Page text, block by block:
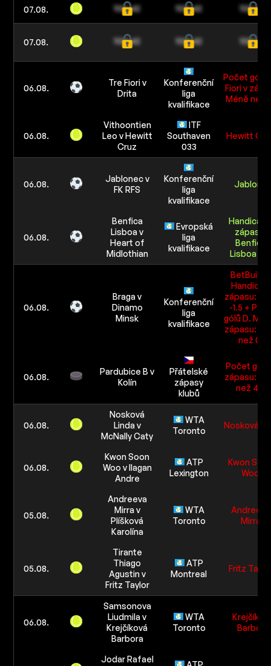
07.08.
07.08.
06.08.
Tre Fiori v
Drita
Konferenční
liga
kvalifikace
Počet gólů
Fiori v
Méně než
06.08.
Vithoontien
Leo v Hewitt
Cruz
ITF
Southaven
033
Hewitt
06.08.
Jablonec v
FK RFS
Konferenční
liga
kvalifikace
06.08.
Benfica
Lisboa v
Heart of
Midlothian
Evropská
liga
kvalifikace
Handicap
zápasu:
Benfica
Lisboa -1.5
06.08.
Braga v
Dinamo
Minsk
Konferenční
liga
kvalifikace
Handicap
zápasu:
-1.5 +
gólů D.
zápasu:
než 0.5
06.08.
Pardubice B v
Kolín
Přátelské
zápasy
klubů
Počet gólů
zápasu:
než 4.5
06.08.
Nosková
Linda v
McNally Caty
WTA
Toronto
Nosková
06.08.
Kwon Soon
Woo v Ilagan
Andre
ATP
Lexington
Kwon
Woo
05.08.
Andreeva
Mirra v
Plíšková
Karolína
WTA
Toronto
Andreeva
Mirra
05.08.
Tirante
Thiago
Agustin v
Fritz Taylor
ATP
Montreal
Fritz
06.08.
Samsonova
Liudmila v
Krejčíková
Barbora
WTA
Toronto
Barbora
Jodar Rafael